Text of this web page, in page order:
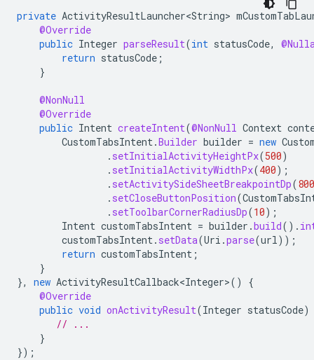
private ActivityResultLauncher<String>
@Override
public Integer parseResult(int statusCode,
return statusCode ;
}
@NonNull
@Override
public Intent createIntent(@NonNull Context
CustomTabsIntent.Builder builder = new
. setInitialActivityHeightPx(500)
. setInitialActivityWidthPx(400);
. setActivitySideSheetBreakpointDp(800
. setCloseButtonPosition(
. setToolbarCornerRadiusDp(10);
Intent customTabsIntent = builder .build().
customTabsIntent. setData(Uri .parse(url));
return customTabsIntent ;
}
},
new ActivityResultCallback<Integer>()
{
@Override
public void onActivityResult(Integer statusCode)
// ...
}
});